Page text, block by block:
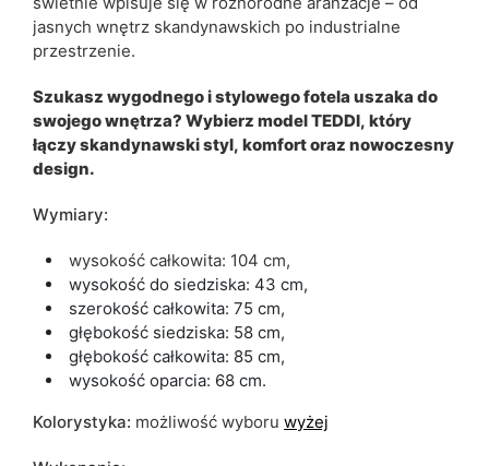
jasnych wnętrz skandynawskich po industrialne
przestrzenie.
Szukasz wygodnego i stylowego fotela uszaka do
swojego wnętrza? Wybierz model TEDDI, który
łączy skandynawski styl, komfort oraz nowoczesny
design.
Wymiary:
wysokość całkowita: 104 cm,
wysokość do siedziska: 43 cm,
szerokość całkowita: 75 cm,
głębokość siedziska: 58 cm,
głębokość całkowita: 85 cm,
wysokość oparcia: 68 cm.
Kolorystyka: możliwość wyboru wyżej